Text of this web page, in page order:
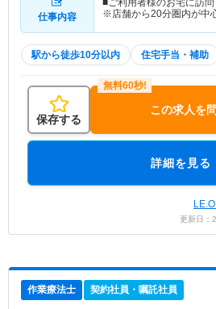
仕事内容
■ご利用者様のお宅に訪
※店舗から20分圏内が中
駅から徒歩10分以内 住宅手当・補助
保存する
この求人を
詳細を見る
更新日
作業療法士 契約社員・嘱託社員